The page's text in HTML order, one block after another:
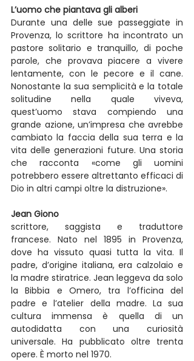
L’uomo che piantava gli alberi
Durante una delle sue passeggiate in
Provenza, lo scrittore ha incontrato un
pastore solitario e tranquillo, di poche
parole, che provava piacere a vivere
lentamente, con le pecore e il cane.
Nonostante la sua semplicità e la totale
solitudine nella quale viveva,
quest’uomo stava compiendo una
grande azione, un’impresa che avrebbe
cambiato la faccia della sua terra e la
vita delle generazioni future. Una storia
che racconta «come gli uomini
potrebbero essere altrettanto efficaci di
Dio in altri campi oltre la distruzione».
Jean Giono
scrittore, saggista e traduttore
francese. Nato nel 1895 in Provenza,
dove ha vissuto quasi tutta la vita. Il
padre, d’origine italiana, era calzolaio e
la madre stiratrice. Jean leggeva da solo
la Bibbia e Omero, tra l’officina del
padre e l’atelier della madre. La sua
cultura immensa è quella di un
autodidatta con una curiosità
universale. Ha pubblicato oltre trenta
opere. È morto nel 1970.